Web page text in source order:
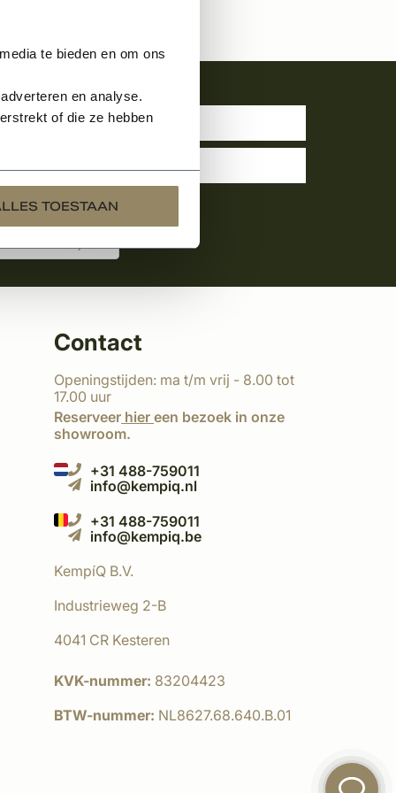
te bieden en om ons
en analyse.
of die ze hebben
TOESTAAN
Contact
Openingstijden: ma t/m vrij - 8.00 tot
17.00 uur
Reserveer hier een bezoek in onze
showroom.
+31 488-759011
info@kempiq.nl
+31 488-759011
info@kempiq.be
KempíQ B.V.
Industrieweg 2-B
4041 CR Kesteren
KVK-nummer: 83204423
BTW-nummer: NL8627.68.640.B.01